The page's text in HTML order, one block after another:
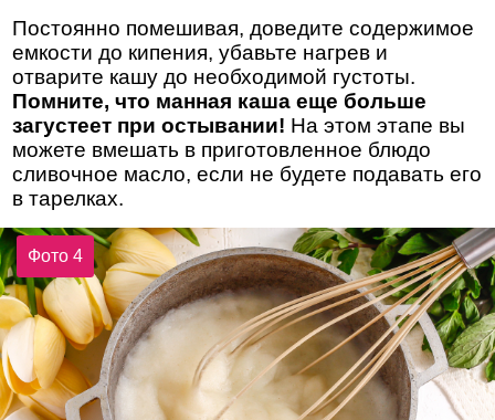
Постоянно помешивая, доведите содержимое
емкости до кипения, убавьте нагрев и
отварите кашу до необходимой густоты.
Помните, что манная каша еще больше
загустеет при остывании! На этом этапе вы
можете вмешать в приготовленное блюдо
сливочное масло, если не будете подавать его
в тарелках.
Фото 4